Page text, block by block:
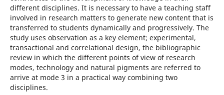
different disciplines. It is necessary to have a teaching staff
involved in research matters to generate new content that is
transferred to students dynamically and progressively. The
study uses observation as a key element; experimental,
transactional and correlational design, the bibliographic
review in which the different points of view of research
modes, technology and natural pigments are referred to
arrive at mode 3 in a practical way combining two
disciplines.